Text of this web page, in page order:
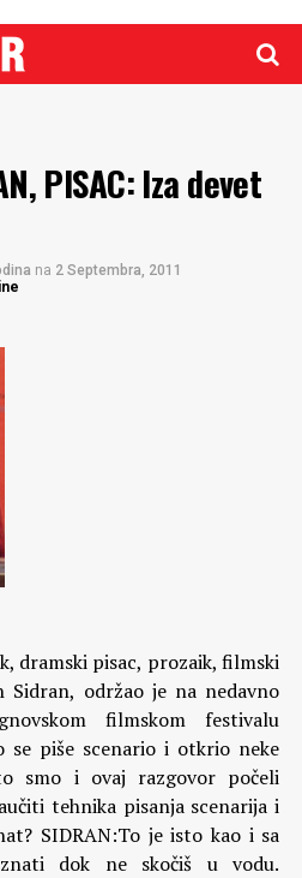
PISAC: Iza devet
na 2 Septembra, 2011
dramski pisac, prozaik, filmski
Sidran, održao je na nedavno
filmskom festivalu
se piše scenario i otkrio neke
smo i ovaj razgovor počeli
tehnika pisanja scenarija i
SIDRAN:To je isto kao i sa
dok ne skočiš u vodu.